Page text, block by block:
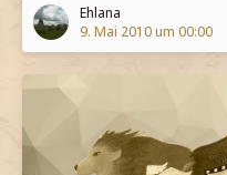
Ehlana
9. Mai 2010 um 00:00